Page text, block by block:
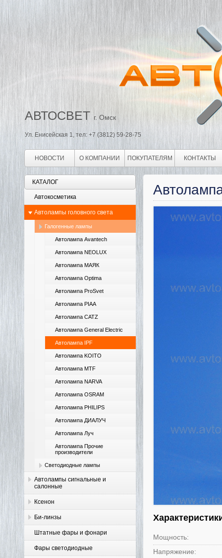
АВТОСВЕТ г. Омск
Ул. Енисейская 1, тел: +7 (3812) 59-28-75
НОВОСТИ О КОМПАНИИ ПОКУПАТЕЛЯМ КОНТАКТЫ
КАТАЛОГ
Автокосметика
Автолампы головного света
Галогенные лампы
Автолампа Avantech
Автолампа NEOLUX
Автолампа МАЯК
Автолампа Optima
Автолампа ProSvet
Автолампа PIAA
Автолампа CATZ
Автолампа General Electric
Автолампа IPF
Автолампа KOITO
Автолампа MTF
Автолампа NARVA
Автолампа OSRAM
Автолампа PHILIPS
Автолампа ДИАЛУЧ
Автолампа Луч
Автолампа Прочие
производители
Светодиодные лампы
Автолампы сигнальные и
салонные
Ксенон
Би-линзы
Штатные фары и фонари
Фары светодиодные
Мощность:
Напряжение: